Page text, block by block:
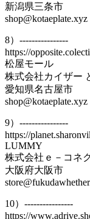
新潟県三条市
shop@kotaeplate.xyz
8）----------------
https://
松屋モール
株式会社カイザー
愛知県名古屋市
shop@kotaeplate.xyz
9）----------------
https://
LUMMY
株式会社ｅ－コネ
大阪府大阪市
10）----------------
https://